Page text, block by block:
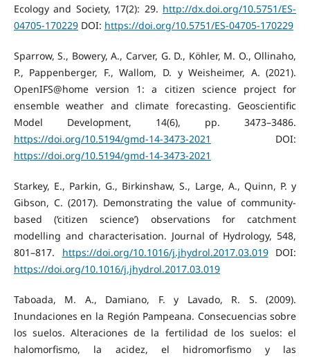
Ecology and Society, 17(2): 29. http://dx.doi.org/10.5751/ES-
04705-170229DOI: https://doi.org/10.5751/ES-04705-170229
Sparrow, S., Bowery, A., Carver, G. D., Köhler, M. O., Ollinaho,
P., Pappenberger, F., Wallom, D. y Weisheimer, A. (2021).
OpenIFS@home version 1: a citizen science project for
ensemble weather and climate forecasting. Geoscientific
Model Development, 14(6), pp. 3473–3486.
https://doi.org/10.5194/gmd-14-3473-2021
DOI:
https://doi.org/10.5194/gmd-14-3473-2021
Starkey, E., Parkin, G., Birkinshaw, S., Large, A., Quinn, P. y
Gibson, C. (2017). Demonstrating the value of community-
based (‘citizen science’) observations for catchment
modelling and characterisation. Journal of Hydrology, 548,
801–817. https://doi.org/10.1016/j.jhydrol.2017.03.019DOI:
https://doi.org/10.1016/j.jhydrol.2017.03.019
Taboada, M. A., Damiano, F. y Lavado, R. S. (2009).
Inundaciones en la Región Pampeana. Consecuencias sobre
los suelos. Alteraciones de la fertilidad de los suelos: el
halomorfismo, la acidez, el hidromorfismo y las